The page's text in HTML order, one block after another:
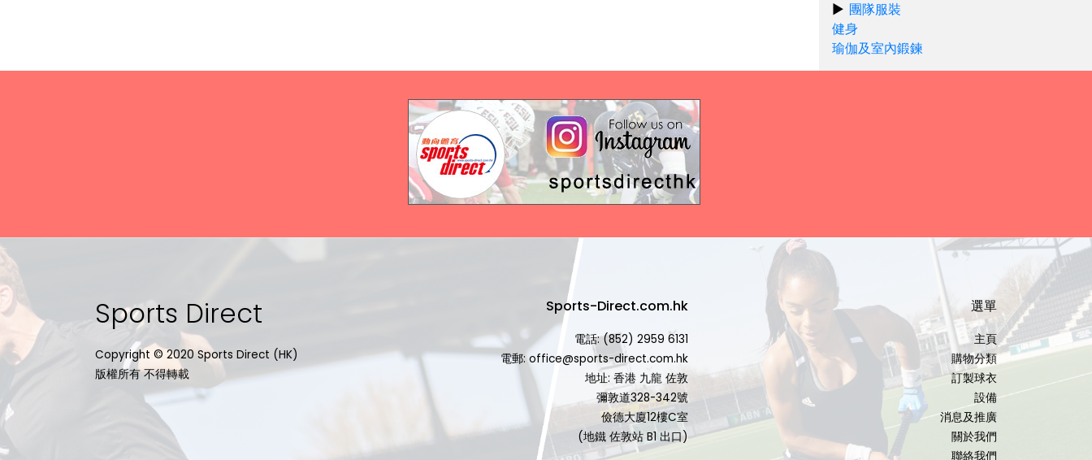
團隊服裝
健身
瑜伽及室內鍛鍊
Sports Direct
Copyright © 2020 Sports Direct (HK)
版權所有 不得轉載
Sports-Direct.com.hk
電話: (852) 2959 6131
電郵: office@sports-direct.com.hk
地址: 香港 九龍 佐敦
彌敦道328-342號
儉德大廈12樓C室
(地鐵 佐敦站 B1 出口)
選單
主頁
購物分類
訂製球衣
設備
消息及推廣
關於我們
聯絡我們